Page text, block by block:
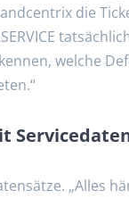
die
welche
„Alles